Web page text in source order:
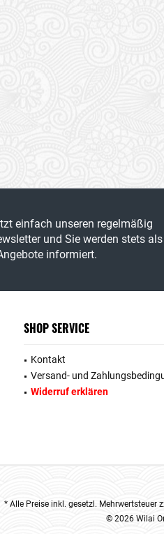
einfach unseren regelmäßig
und Sie werden stets
informiert.
SHOP SERVICE
Kontakt
Versand- und
Widerruf erklären
* Alle Preise inkl. gesetzl. Mehrwertsteuer
© 2026 Wilai